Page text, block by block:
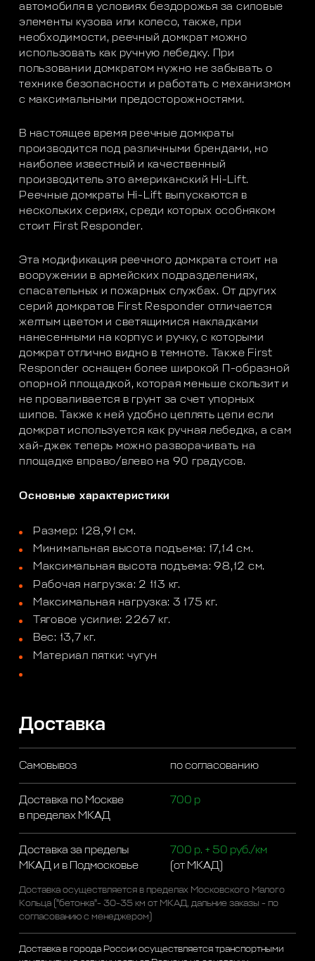
автомобиля в условиях бездорожья за силовые
элементы кузова или колесо, также, при
необходимости, реечный домкрат можно
использовать как ручную лебедку. При
пользовании домкратом нужно не забывать о
технике безопасности и работать с механизмом
с максимальными предосторожностями.
В настоящее время реечные домкраты
производится под различными брендами, но
наиболее известный и качественный
производитель это американский Hi-Lift.
Реечные домкраты Hi-Lift выпускаются в
нескольких сериях, среди которых особняком
стоит First Responder.
Эта модификация реечного домкрата стоит на
вооружении в армейских подразделениях,
спасательных и пожарных службах. От других
серий домкратов First Responder отличается
желтым цветом и светящимися накладками
нанесенными на корпус и ручку, с которыми
домкрат отлично видно в темноте. Также First
Responder оснащен более широкой П-образной
опорной площадкой, которая меньше скользит и
не проваливается в грунт за счет упорных
шипов. Также к ней удобно цеплять цепи если
домкрат используется как ручная лебедка, а сам
хай-джек теперь можно разворачивать на
площадке вправо/влево на 90 градусов.
Основные характеристики
Размер: 128,91 см.
Минимальная высота подъема: 17,14 см.
Максимальная высота подъема: 98,12 см.
Рабочая нагрузка: 2 113 кг.
Максимальная нагрузка: 3 175 кг.
Тяговое усилие: 2267 кг.
Вес: 13,7 кг.
Материал пятки: чугун
Доставка
Самовывоз по согласованию
Доставка по Москве
в пределах МКАД
700 р
Доставка за пределы
МКАД и в Подмосковье
700 р. + 50 руб./км
(от МКАД)
Доставка осуществляется в пределах Московского Малого
Кольца ("бетонка"- 30-35 км от МКАД, дальние заказы - по
согласованию с менеджером)
Доставка в города России осуществляется транспортными